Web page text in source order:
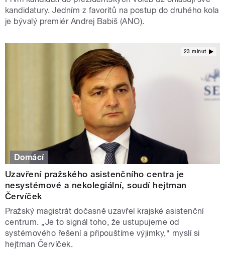
kandidatury. Jedním z favoritů na postup do druhého kola
je bývalý premiér Andrej Babiš (ANO).
23 minut
Domácí
Uzavření pražského asistenčního centra je
nesystémové a nekolegiální, soudí hejtman
Červíček
Pražský magistrát dočasně uzavřel krajské asistenční
centrum. „Je to signál toho, že ustupujeme od
systémového řešení a připouštíme výjimky,“ myslí si
hejtman Červíček.